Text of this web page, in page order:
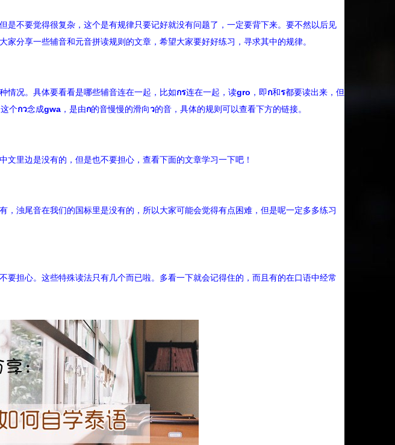
是不要觉得很复杂，这个是有规律只要记好就没有问题了，一定要背下来。要不然以后见
分享一些辅音和元音拼读规则的文章，希望大家要好好练习，寻求其中的规律。
情况。具体要看看是哪些辅音连在一起，比如กร连在一起，读gro ，即ก和ร都要读出来，但
个กว念成gwa，是由ก的音慢慢的滑向ว的音，具体的规则可以查看下方的链接。
里边是没有的，但是也不要担心，查看下面的文章学习一下吧！
，浊尾音在我们的国标里是没有的，所以大家可能会觉得有点困难，但是呢一定多多练习
要担心。这些特殊读法只有几个而已啦。多看一下就会记得住的，而且有的在口语中经常